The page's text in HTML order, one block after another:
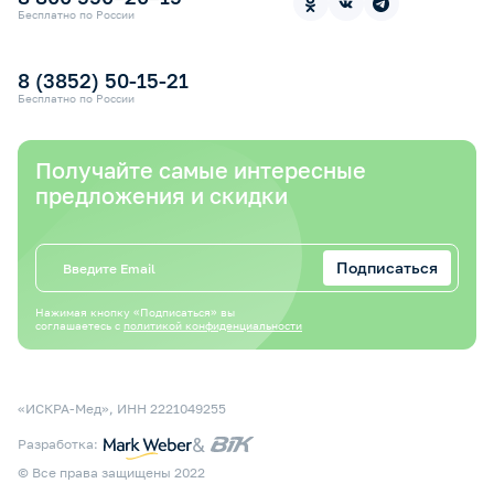
Прокат медицинской техники
Электронный сертификат СФР
Бесплатно по России
8 (3852) 50-15-21
Бесплатно по России
Получайте самые интересные
предложения и скидки
Подписаться
Нажимая кнопку «Подписаться» вы
соглашаетесь с политикой конфиденциальности
«ИСКРА-Мед», ИНН 2221049255
Разработка: &
© Все права защищены 2022